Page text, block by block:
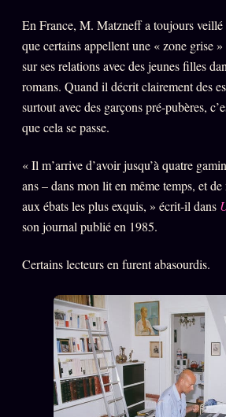
En France, M. Matzneff a toujours veillé
que certains appellent une « zone grise »
sur ses relations avec des jeunes filles
romans. Quand il décrit clairement des
surtout avec des garçons pré-pubères,
que cela se passe.
« Il m’arrive d’avoir jusqu’à quatre
ans – dans mon lit en même temps, et
aux ébats les plus exquis, » écrit-il dans
son journal publié en 1985.
Certains lecteurs en furent abasourdis.